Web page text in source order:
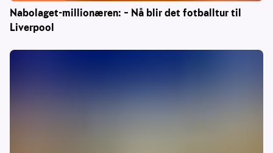
Nabolaget-millionæren: – Nå blir det fotballtur til
Liverpool